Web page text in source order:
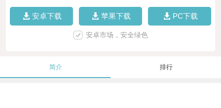
安卓下载 苹果下载 PC下载
安卓市场，安全绿色
简介 排行